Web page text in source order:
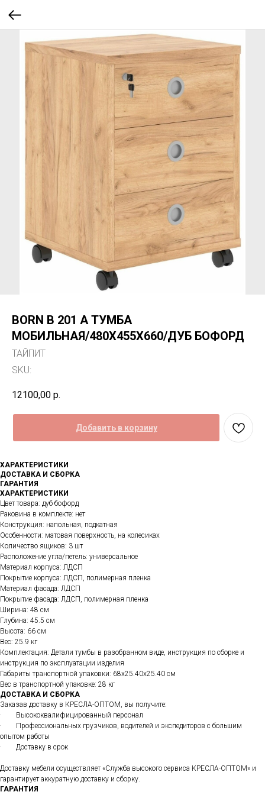
BORN B 201 А ТУМБА
МОБИЛЬНАЯ/480Х455Х660/ДУБ БОФОРД
ТАЙПИТ
SKU:
12100,00 р.
Добавить в корзину
ХАРАКТЕРИСТИКИ
ДОСТАВКА И СБОРКА
ГАРАНТИЯ
ХАРАКТЕРИСТИКИ
Цвет товара: дуб бофорд
Раковина в комплекте: нет
Конструкция: напольная, подкатная
Особенности: матовая поверхность, на колесиках
Количество ящиков: 3 шт
Расположение угла/петель: универсальное
Материал корпуса: ЛДСП
Покрытие корпуса: ЛДСП, полимерная пленка
Материал фасада: ЛДСП
Покрытие фасада: ЛДСП, полимерная пленка
Ширина: 48 см
Глубина: 45.5 см
Высота: 66 см
Вес: 25.9 кг
Комплектация: Детали тумбы в разобранном виде, инструкция по сборке и
инструкция по эксплуатации изделия
Габариты транспортной упаковки: 68х25.40х25.40 см
Вес в транспортной упаковке: 28 кг
ДОСТАВКА И СБОРКА
Заказав доставку в КРЕСЛА-ОПТОМ, вы получите:
· Высококвалифицированный персонал
· Профессиональных грузчиков, водителей и экспедиторов с большим
опытом работы
· Доставку в срок
Доставку мебели осуществляет «Служба высокого сервиса КРЕСЛА-ОПТОМ» и
гарантирует аккуратную доставку и сборку.
ГАРАНТИЯ